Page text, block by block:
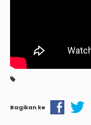
Bagikan ke